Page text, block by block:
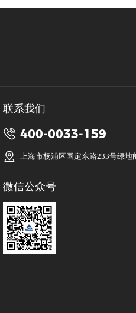
联系我们
400-0033-159
上海市杨浦区国定东路233号绿地
微信公众号